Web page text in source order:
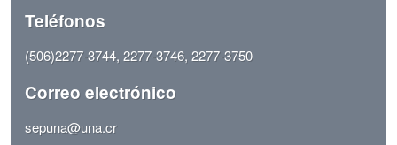
Teléfonos
(506)2277-3744, 2277-3746, 2277-3750
Correo electrónico
sepuna@una.cr